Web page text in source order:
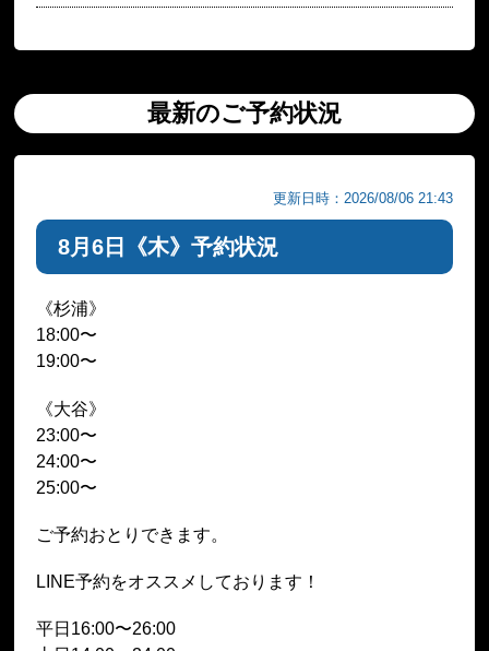
最新のご予約状況
更新日時：2026/08/06 21:43
8月6日《木》予約状況
《杉浦》
18:00〜
19:00〜
《大谷》
23:00〜
24:00〜
25:00〜
ご予約おとりできます。
LINE予約をオススメしております！
平日16:00〜26:00